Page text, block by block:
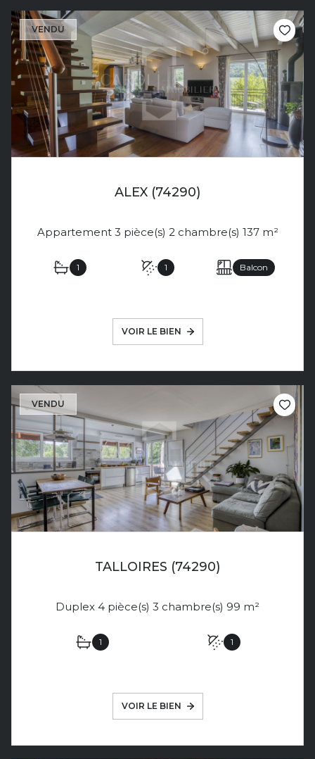
VENDU
ALEX (74290)
Appartement 3 pièce(s) 2 chambre(s) 137 m²
1 1 Balcon
VOIR LE BIEN
VENDU
TALLOIRES (74290)
Duplex 4 pièce(s) 3 chambre(s) 99 m²
1 1
VOIR LE BIEN